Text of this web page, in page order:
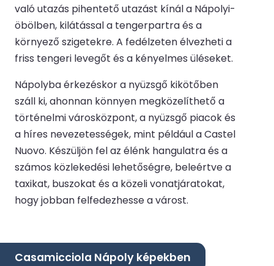
való utazás pihentető utazást kínál a Nápolyi-
öbölben, kilátással a tengerpartra és a
környező szigetekre. A fedélzeten élvezheti a
friss tengeri levegőt és a kényelmes üléseket.
Nápolyba érkezéskor a nyüzsgő kikötőben
száll ki, ahonnan könnyen megközelíthető a
történelmi városközpont, a nyüzsgő piacok és
a híres nevezetességek, mint például a Castel
Nuovo. Készüljön fel az élénk hangulatra és a
számos közlekedési lehetőségre, beleértve a
taxikat, buszokat és a közeli vonatjáratokat,
hogy jobban felfedezhesse a várost.
Casamicciola Nápoly képekben